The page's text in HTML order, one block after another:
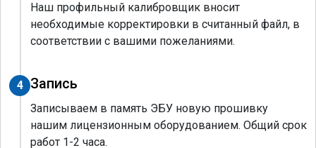
Наш профильный калибровщик вносит
необходимые корректировки в считанный файл, в
соответствии с вашими пожеланиями.
4 Запись
Записываем в память ЭБУ новую прошивку
нашим лицензионным оборудованием. Общий срок
работ 1-2 часа.